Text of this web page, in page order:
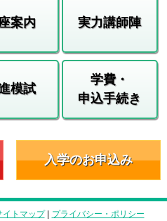
案内 実力講師陣
模試
学費・
申込手続き
入学のお申込み
イトマップ| プライバシー・ポリシー